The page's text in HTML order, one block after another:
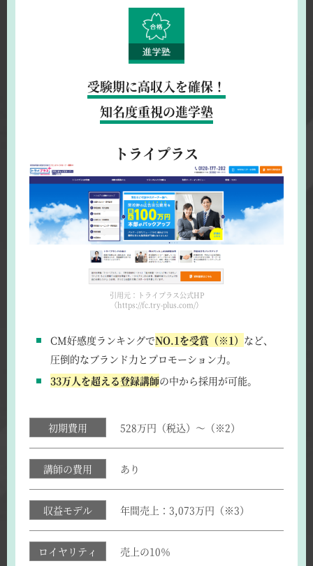
受験期に高収入を確保！
知名度重視の進学塾
トライプラス
引用元：トライプラス公式HP
（https://fc.try-plus.com/）
CM好感度ランキングでNO.1を受賞（※1） など、
圧倒的なブランド力とプロモーション力。
33万人を超える登録講師の中から採用が可能。
初期費用 528万円（税込）～（※2）
講師の費用 あり
収益モデル 年間売上：3,073万円（※3）
ロイヤリティ 売上の10％